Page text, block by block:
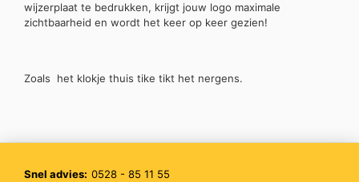
wijzerplaat te bedrukken, krijgt jouw logo maximale
zichtbaarheid en wordt het keer op keer gezien!
Zoals het klokje thuis tike tikt het nergens.
Snel advies: 0528 - 85 11 55